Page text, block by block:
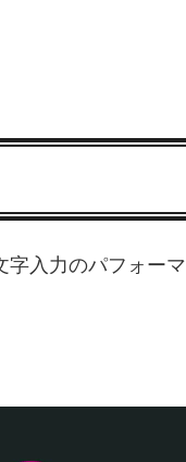
字入力のパフォーマ